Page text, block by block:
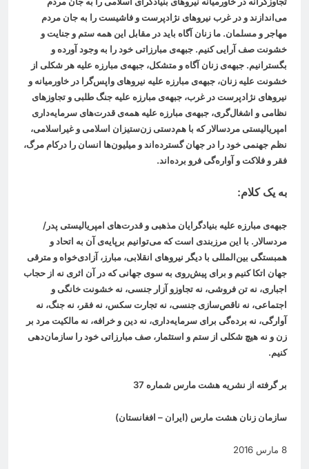
می‌اندازند و در غرب نیروهای نژادپرست و فاشیست را به جان مردم
مهاجر و مسلمان. ما زنان آگاه باید در مقابل این همه ستم و جنایت و
خشونت صف آرایی کنیم. جبهه‌ی مبارزاتی خود را به وجود آورده و
بگسترانیم. جبهه‌ی زنان آگاه و متشکل، جبهه‌ی مبارزه علیه هر شکلی از
خشونت علیه زنان، جبهه‌ی مبارزه علیه نیروهای واپس‌گرا در خاورمیانه و
نیروهای نژادپرست در غرب، جبهه‌ی مبارزه علیه جنگ طلبی و تجاوزهای
نظامی و اشغال‌گری، جبهه‌ی مبارزه علیه همه‌ی قدرت‌های سرمایه‌داری
امپریالیستی مردسالار که با هم‌دستی زن‌ستیزان اسلامی و غیراسلامی،
نظم جهنمی خود را در جهان گسترده‌اند و میلیون‌ها انسان را درکام مرگ،
فقر و فلاکت و آواره‌گی فرو برده‌اند.
به یک کلام:
جبهه‌ی مبارزه علیه بنیادگرایان مذهبی و قدرت‌های امپریالیستی پدر/
مردسالار. با این مرزبندی است که می‌توانیم برپایه‌ی آن به اتحاد و
همبستگی بین‌المللی با دیگر نیروهای انقلابی، مبارز، آزادی‌خواه و مترقی
جهان اتکا کنیم و برای پیش‌روی به سوی جهانی که در آن اثری نه از حجاب
اجباری، نه تن فروشی، نه تجاوزو آزار جنسی، نه خشونت خانگی و
اجتماعی، نه ناقص‌سازی جنسی، نه تجارت سکس، نه فقر، نه جنگ، نه
آوارگی، نه برده‌گی برای سرمایه‌داری، نه دین و خرافه، نه مالکیت مرد بر
زن و نه هیچ شکلی از ستم و استثمار، صف مبارزاتی خود را سازمان‌دهی
کنیم.
بر گرفته از نشریه هشت مارس شماره 37
سازمان زنان هشت مارس (ایران – افغانستان)
8 مارس 2016